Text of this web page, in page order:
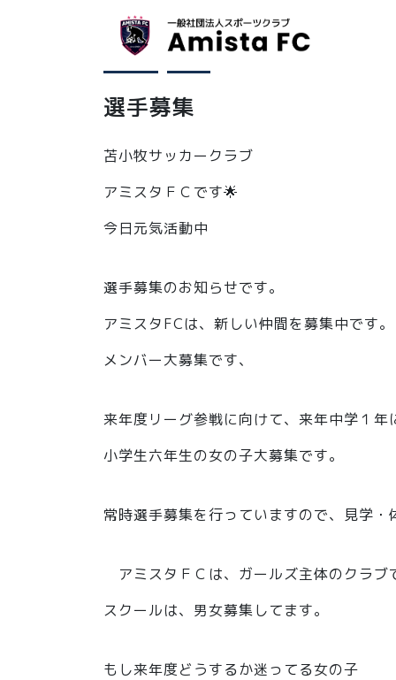
選手募集
苫小牧サッカークラブ
アミスタＦＣです🌟
今日元気活動中
選手募集のお知らせです。
アミスタFCは、新しい仲間を募集中です。
メンバー大募集です、
来年度リーグ参戦に向けて、来年中学１年
小学生六年生の女の子大募集です。
常時選手募集を行っていますので、見学
アミスタＦＣは、ガールズ主体のクラブ
スクールは、男女募集してます。
もし来年度どうするか迷ってる女の子